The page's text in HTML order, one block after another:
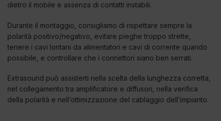
dietro il mobile e assenza di contatti instabili.
Durante il montaggio, consigliamo di rispettare sempre la
polarità positivo/negativo, evitare pieghe troppo strette,
tenere i cavi lontani da alimentatori e cavi di corrente quando
possibile, e controllare che i connettori siano ben serrati.
Extrasound può assisterti nella scelta della lunghezza corretta,
nel collegamento tra amplificatore e diffusori, nella verifica
della polarità e nell’ottimizzazione del cablaggio dell’impianto.